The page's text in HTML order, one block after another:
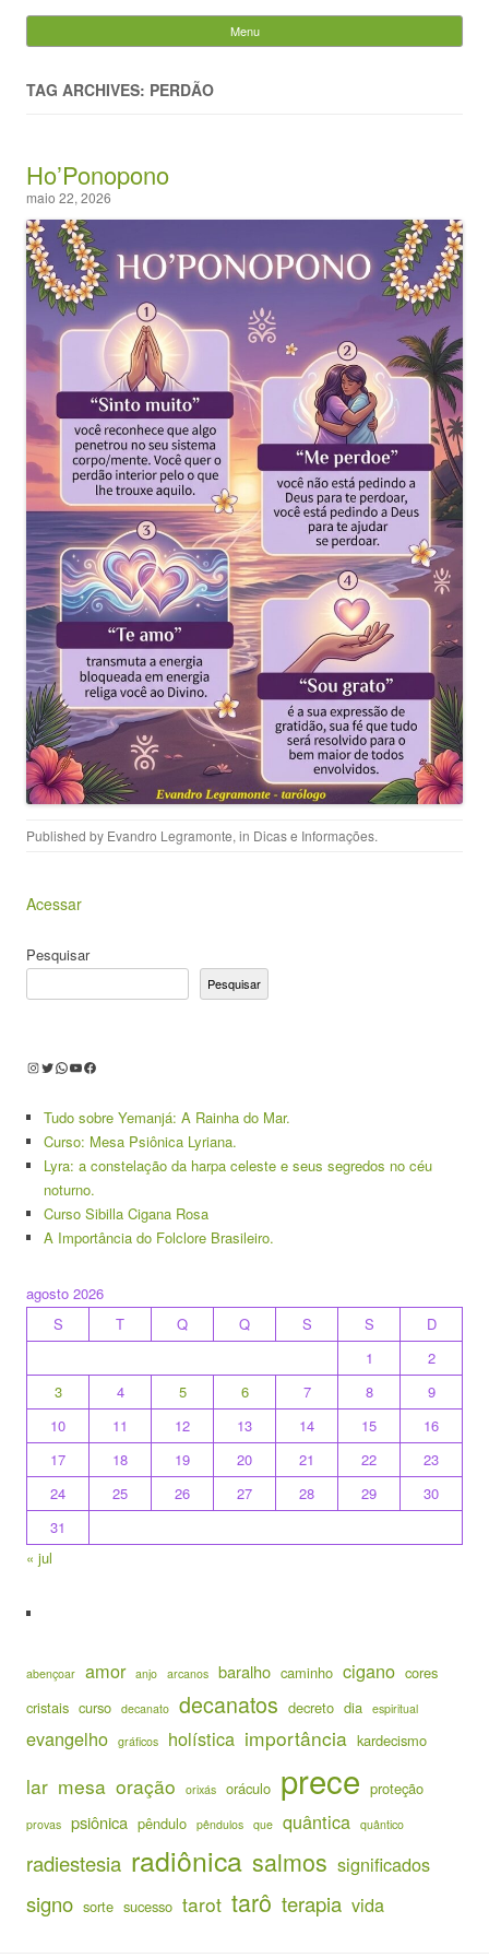
Evandro Legramonte
Menu
TAG ARCHIVES: PERDÃO
Ho’Ponopono
maio 22, 2026
Published by Evandro Legramonte, in Dicas e Informações.
Acessar
Pesquisar
Pesquisar
Instagram
Twitter
WhatsApp
Youtube
Facebook
Tudo sobre Yemanjá: A Rainha do Mar.
Curso: Mesa Psiônica Lyriana.
Lyra: a constelação da harpa celeste e seus segredos no céu
noturno.
Curso Sibilla Cigana Rosa
A Importância do Folclore Brasileiro.
agosto 2026
S
T Q Q S S
D
1
2
3
4 5 6 7 8
9
10
11 12 13 14 15
16
17
18 19 20 21 22
23
24
25 26 27 28 29
30
31
« jul
abençoar amor anjo arcanos baralho caminho cigano cores
cristais curso decanato decanatos decreto dia espiritual
evangelho gráficos holística importância kardecismo
lar mesa oração orixás oráculo prece proteção
provas psiônica pêndulo pêndulos que quântica quântico
radiestesia radiônica salmos significados
signo sorte sucesso tarot tarô terapia vida